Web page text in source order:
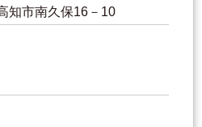
知市南久保16－10